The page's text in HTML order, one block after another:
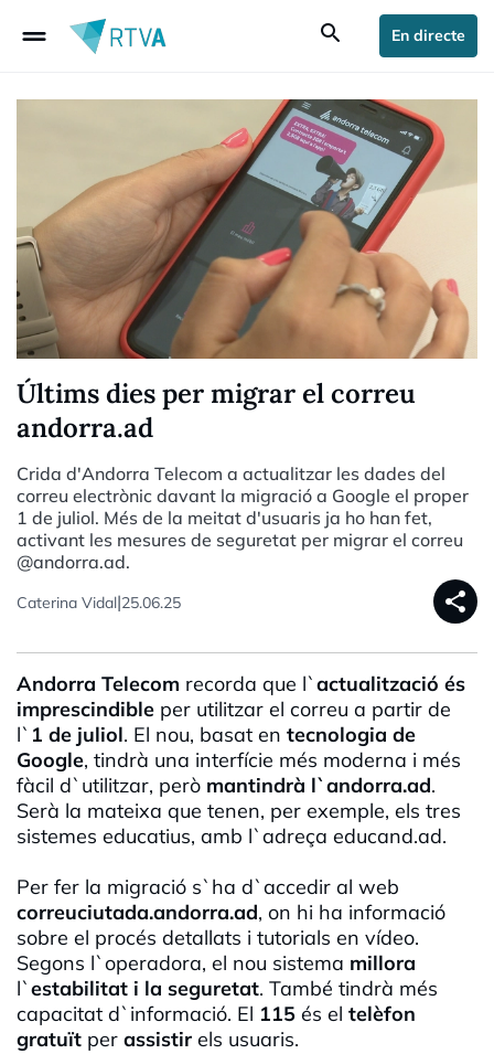
drag_handle search En directe
Últims dies per migrar el correu
andorra.ad
Crida d'Andorra Telecom a actualitzar les dades del
correu electrònic davant la migració a Google el proper
1 de juliol. Més de la meitat d'usuaris ja ho han fet,
activant les mesures de seguretat per migrar el correu
@andorra.ad.
Caterina Vidal|25.06.25 share
Andorra Telecom recorda que l`actualització és
imprescindible per utilitzar el correu a partir de
l` 1 de juliol. El nou, basat en tecnologia de
Google, tindrà una interfície més moderna i més
fàcil d`utilitzar, però mantindrà l`andorra.ad.
Serà la mateixa que tenen, per exemple, els tres
sistemes educatius, amb l`adreça educand.ad.
Per fer la migració s`ha d`accedir al web
correuciutada.andorra.ad, on hi ha informació
sobre el procés detallats i tutorials en vídeo.
Segons l`operadora, el nou sistema millora
l`estabilitat i la seguretat. També tindrà més
capacitat d`informació. El 115 és el telèfon
gratuït per assistir els usuaris.